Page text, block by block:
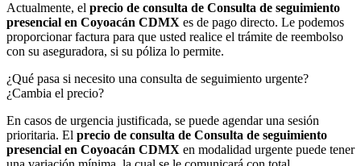
Actualmente, el precio de consulta de Consulta de seguimiento
presencial en Coyoacán CDMX es de pago directo. Le podemos
proporcionar factura para que usted realice el trámite de reembolso
con su aseguradora, si su póliza lo permite.
¿Qué pasa si necesito una consulta de seguimiento urgente?
¿Cambia el precio?
En casos de urgencia justificada, se puede agendar una sesión
prioritaria. El precio de consulta de Consulta de seguimiento
presencial en Coyoacán CDMX en modalidad urgente puede tener